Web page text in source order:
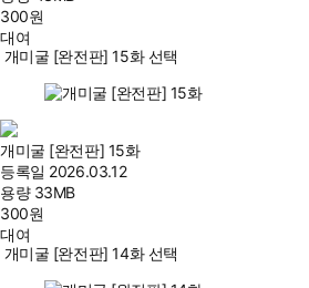
300원
대여
개미굴 [완전판] 15화 선택
개미굴 [완전판] 15화
등록일 2026.03.12
용량 33MB
300원
대여
개미굴 [완전판] 14화 선택